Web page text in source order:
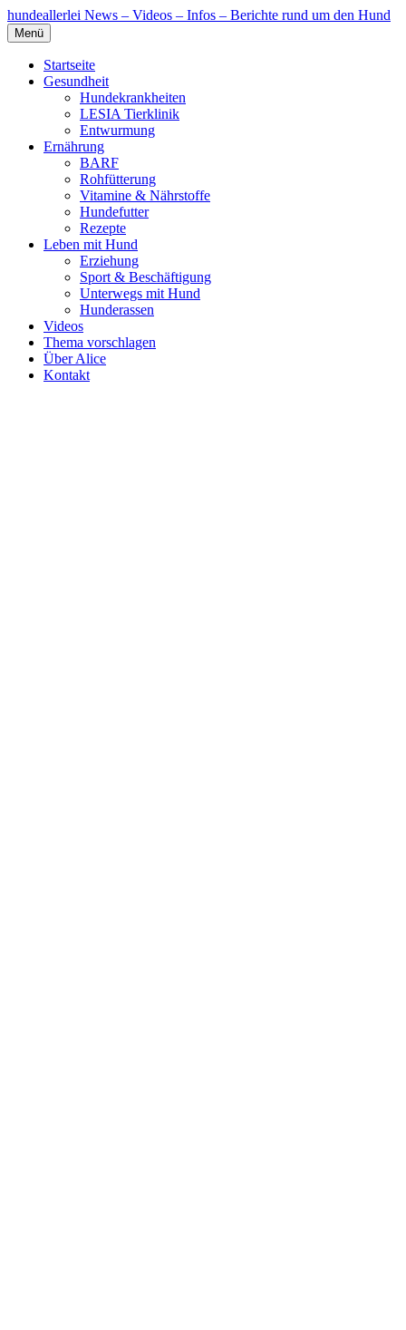
hundeallerlei News – Videos – Infos – Berichte rund um den Hund
Menü
Startseite
Gesundheit
Hundekrankheiten
LESIA Tierklinik
Entwurmung
Ernährung
BARF
Rohfütterung
Vitamine & Nährstoffe
Hundefutter
Rezepte
Leben mit Hund
Erziehung
Sport & Beschäftigung
Unterwegs mit Hund
Hunderassen
Videos
Thema vorschlagen
Über Alice
Kontakt